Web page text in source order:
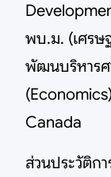
พบ.ม. (เศร
พัฒนบริหารศ
Canada
ส่วนประวัติก